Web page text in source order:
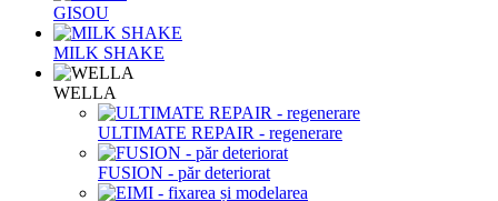
GISOU
MILK SHAKE
WELLA
ULTIMATE REPAIR - regenerare
FUSION - păr deteriorat